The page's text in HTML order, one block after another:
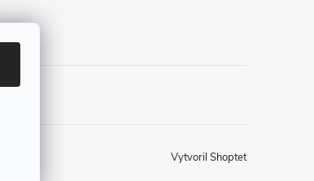
Vytvoril Shoptet